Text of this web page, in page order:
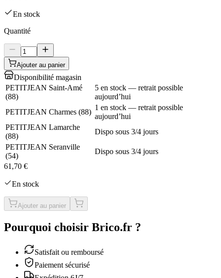
En stock
Quantité
Ajouter au panier
Disponibilité magasin
PETITJEAN Saint-Amé
(88)
5 en stock — retrait possible
aujourd’hui
PETITJEAN Charmes (88)
1 en stock — retrait possible
aujourd’hui
PETITJEAN Lamarche
(88)
Dispo sous 3/4 jours
PETITJEAN Seranville
(54)
Dispo sous 3/4 jours
61,70 €
En stock
Ajouter au panier
Pourquoi choisir Brico.fr ?
Satisfait ou remboursé
Paiement sécurisé